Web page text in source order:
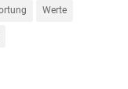
Werte